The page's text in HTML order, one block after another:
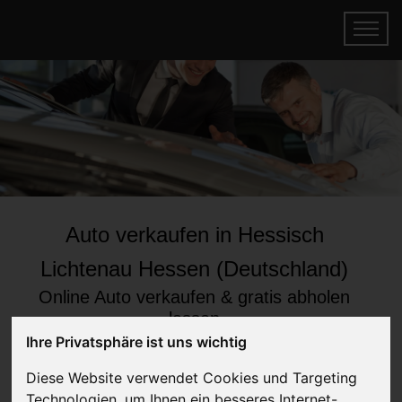
Ihre Privatsphäre ist uns wichtig
Diese Website verwendet Cookies und Targeting
Auto verkaufen in Hessisch
Lichtenau Hessen (Deutschland)
Online Auto verkaufen & gratis abholen
lassen
Auf Wunsch sofort Geld für Ihr Auto erhalten